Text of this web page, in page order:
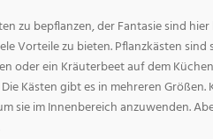
zu bepflanzen, der Fantasie sind
Vorteile zu bieten. Pflanzkästen sind
oder ein Kräuterbeet auf dem
Kästen gibt es in mehreren Größen.
sie im Innenbereich anzuwenden.